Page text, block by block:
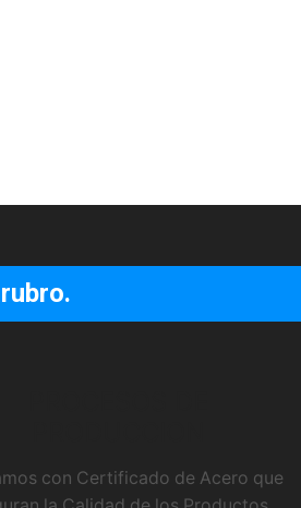
con Certificado de Acero que